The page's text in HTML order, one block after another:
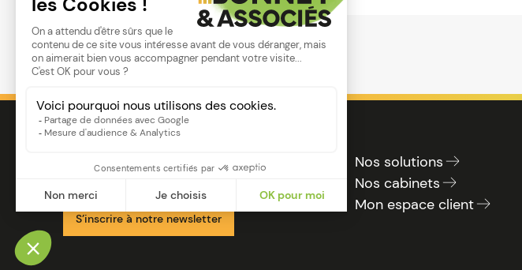
Ensemble pour votre réussite
S’inscrire à notre newsletter
Nos solutions
Nos cabinets
Mon espace client